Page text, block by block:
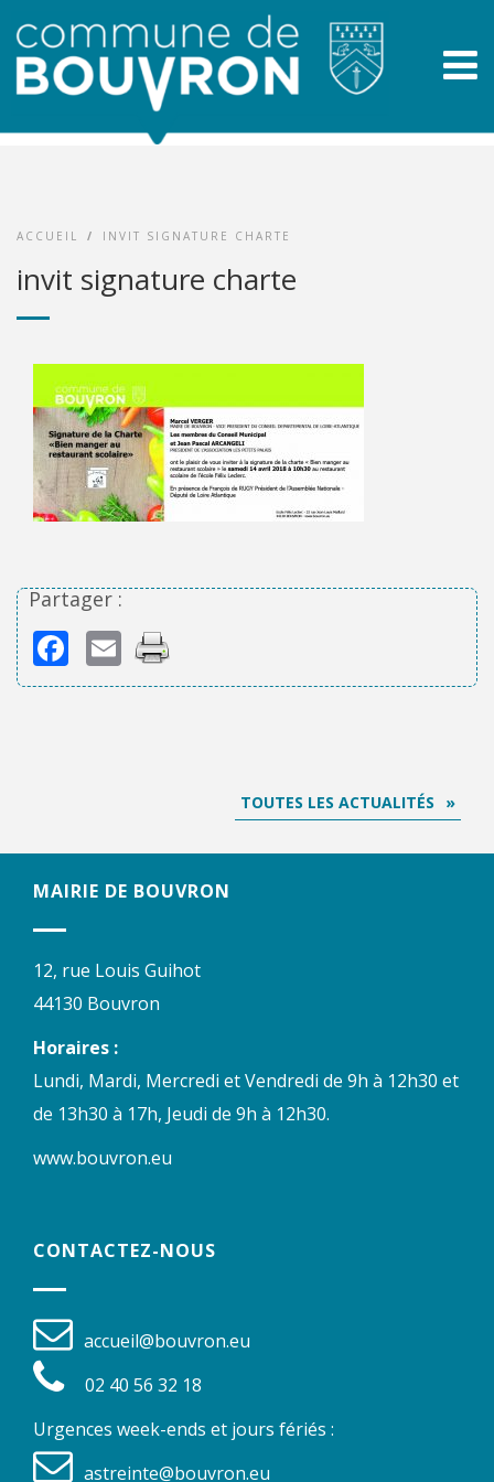
ACCUEIL / INVIT SIGNATURE CHARTE
invit signature charte
Partager :
Facebook
Email
TOUTES LES ACTUALITÉS
MAIRIE DE BOUVRON
12, rue Louis Guihot
44130 Bouvron
Horaires :
Lundi, Mardi, Mercredi et Vendredi de 9h à 12h30 et
de 13h30 à 17h, Jeudi de 9h à 12h30.
www.bouvron.eu
CONTACTEZ-NOUS
accueil@bouvron.eu
02 40 56 32 18
Urgences week-ends et jours fériés :
astreinte@bouvron.eu